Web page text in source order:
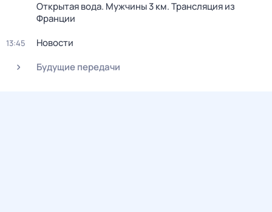
Открытая вода. Мужчины 3 км. Трансляция из
Франции
13:45
Новости
Будущие передачи